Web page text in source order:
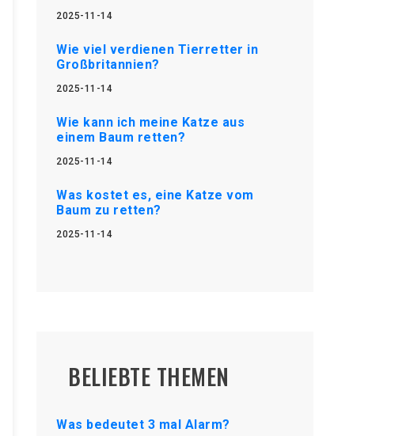
2025-11-14
Wie viel verdienen Tierretter in
Großbritannien?
2025-11-14
Wie kann ich meine Katze aus
einem Baum retten?
2025-11-14
Was kostet es, eine Katze vom
Baum zu retten?
2025-11-14
BELIEBTE THEMEN
Was bedeutet 3 mal Alarm?